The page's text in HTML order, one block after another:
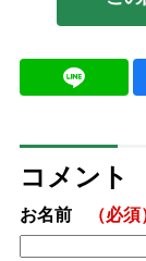
コメント
お名前 （必須